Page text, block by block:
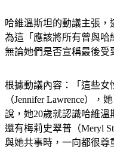
哈維溫斯坦的動議主張，
為這「應該將所有曾與哈
無論她們是否宣稱最後受
根據動議內容：「這些女
（Jennifer Lawrence），
說，她20歲就認識哈維溫
還有梅莉史翠普（Meryl
與她共事時，一向都很尊